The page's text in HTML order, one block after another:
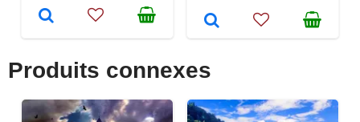
Produits connexes